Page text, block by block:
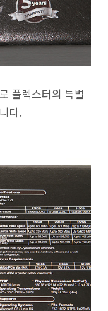
렉스터의 특별
다.